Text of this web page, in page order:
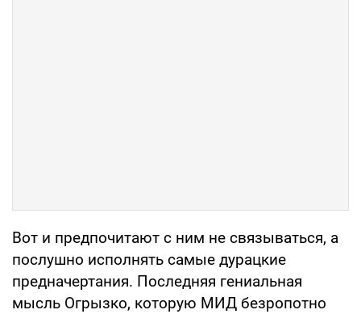
Вот и предпочитают с ним не связываться, а
послушно исполнять самые дурацкие
предначертания. Последняя гениальная
мысль Огрызко, которую МИД безропотно